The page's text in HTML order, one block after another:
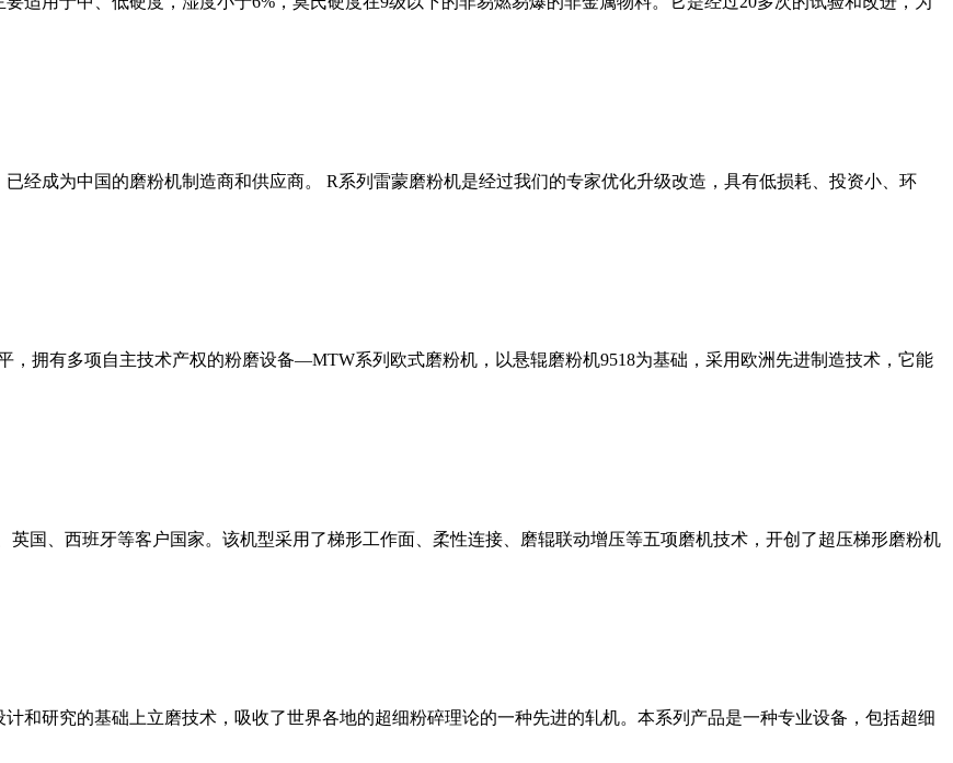
经成为中国的磨粉机制造商和供应商。 R系列雷蒙磨粉机是经过我们的专家优化升级改造，具有低损耗、投资小、环
，拥有多项自主技术产权的粉磨设备—MTW系列欧式磨粉机，以悬辊磨粉机9518为基础，采用欧洲先进制造技术，它能
国、西班牙等客户国家。该机型采用了梯形工作面、柔性连接、磨辊联动增压等五项磨机技术，开创了超压梯形磨粉机
和研究的基础上立磨技术，吸收了世界各地的超细粉碎理论的一种先进的轧机。本系列产品是一种专业设备，包括超细